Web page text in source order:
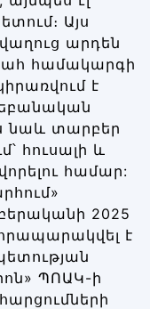
Այս
արդեն
համակարգի
է
նաև տարբեր
հուսալի և
համար:
2025
է
ՊՈԱԿ-ի